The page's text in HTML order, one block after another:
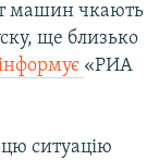
машин чкають
ще близько
«РИА
ситуацію